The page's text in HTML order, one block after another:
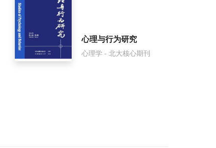
心理与行为研究
心理学 - 北大核心期刊